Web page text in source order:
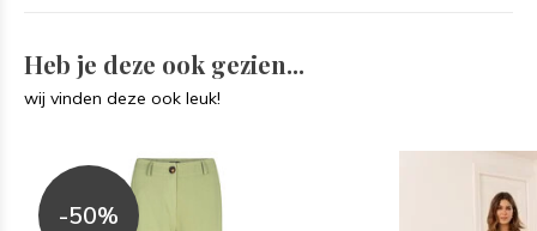
Heb je deze ook gezien...
wij vinden deze ook leuk!
-50%